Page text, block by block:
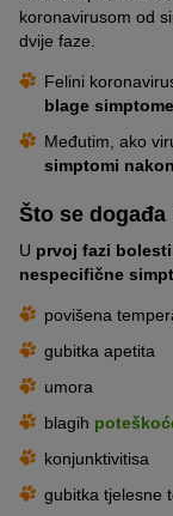
koronavirusom od
dvije faze.
Felini
blage simptome
Međutim, ako
simptomi
Što se događa
U prvoj fazi bolesti
nespecifične
povišena
gubitka apetita
umora
blagih
konjunktivitisa
gubitka tjelesne